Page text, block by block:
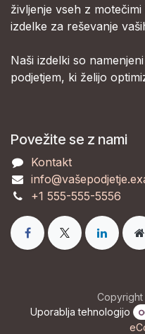
življenje vseh z
izdelke za reševanje
Naši izdelki so
podjetjem, ki želijo
Povežite se z nami
Kontakt
+1 555-555-5556
Uporablja tehnologijo